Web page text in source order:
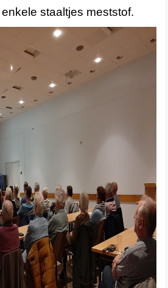
staaltjes meststof.